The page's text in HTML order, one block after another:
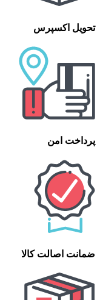
تحویل اکسپرس
پرداخت امن
ضمانت اصالت کالا